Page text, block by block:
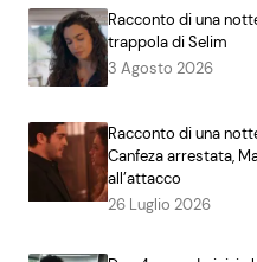
Racconto di una
trappola di Selim
3 Agosto 2026
Racconto di una
Canfeza arrestata,
all’attacco
26 Luglio 2026